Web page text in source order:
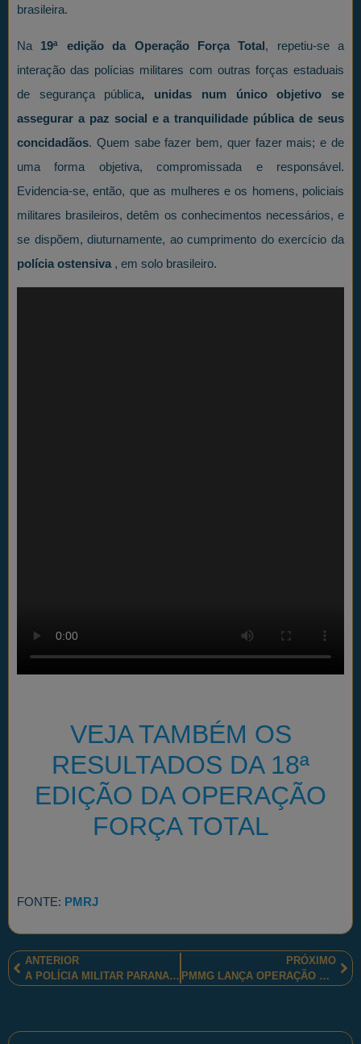
brasileira.
Na 19ª edição da Operação Força Total, repetiu-se a
interação das polícias militares com outras forças estaduais
de segurança pública, unidas num único objetivo se
assegurar a paz social e a tranquilidade pública de seus
concidadãos. Quem sabe fazer bem, quer fazer mais; e de
uma forma objetiva, compromissada e responsável.
Evidencia-se, então, que as mulheres e os homens, policiais
militares brasileiros, detêm os conhecimentos necessários, e
se dispõem, diuturnamente, ao cumprimento do exercício da
polícia ostensiva , em solo brasileiro.
VEJA TAMBÉM OS
RESULTADOS DA 18ª
EDIÇÃO DA OPERAÇÃO
FORÇA TOTAL
FONTE: PMRJ
ANTERIOR
A POLÍCIA MILITAR PARANAENSE REFORÇA AS AÇÕES DE POLÍCIA OSTENSIVA
PRÓXIMO
PMMG LANÇA OPERAÇÃO DO POLICIAMENTO RODOVIÁRIO NO PERÍODO CHUVOSO DE 2025–2026